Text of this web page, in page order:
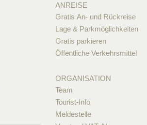
ANREISE
Gratis An- und Rückreise
Lage & Parkmöglichkeiten
Gratis parkieren
Öffentliche Verkehrsmittel
ORGANISATION
Team
Tourist-Info
Meldestelle